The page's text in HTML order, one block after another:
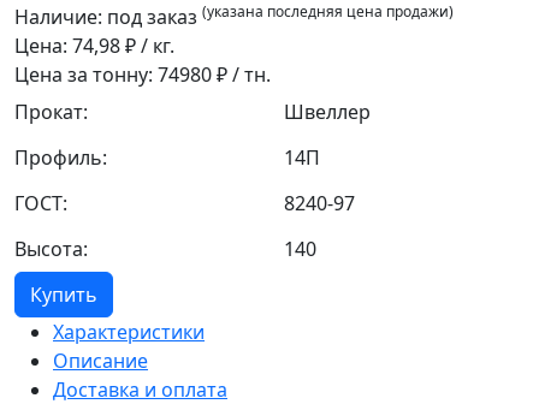
Наличие: под заказ (указана последняя цена продажи)
Цена: 74,98₽ / кг.
Цена за тонну: 74980₽ / тн.
Прокат:
Швеллер
Профиль:
14П
ГОСТ:
8240-97
Высота:
140
Купить
Характеристики
Описание
Доставка и оплата